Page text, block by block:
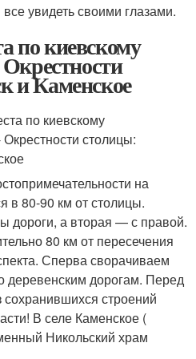
увидеть своими глазами.
по киевскому
и Каменское
на
в 80-90 км от столицы.
дороги, а вторая — с правой.
80 км от пересечения
Сперва сворачиваем
деревенским дорогам. Перед
строений
В селе Каменское (
Никольский храм